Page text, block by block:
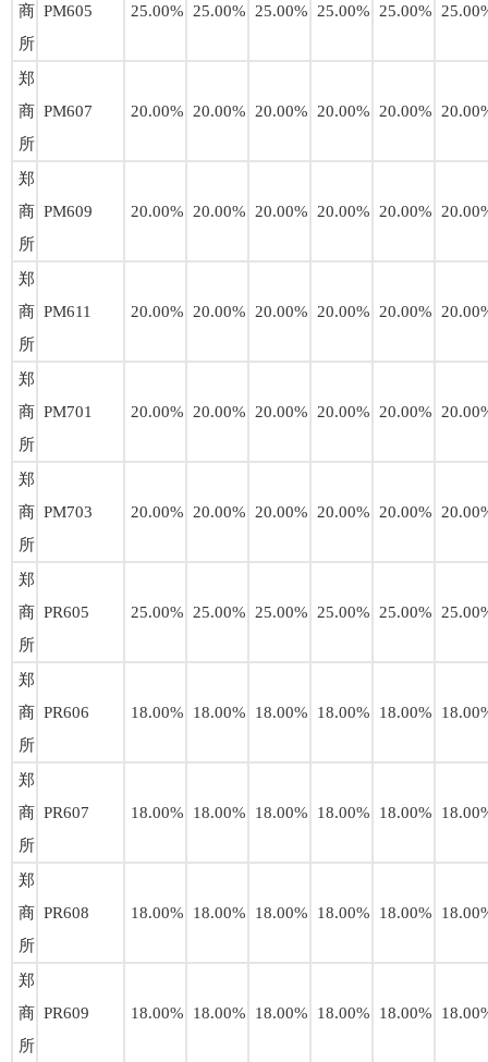
商
所
PM605 25.00% 25.00% 25.00% 25.00% 25.00%
郑
商
所
PM607 20.00% 20.00% 20.00% 20.00% 20.00%
郑
商
所
PM609 20.00% 20.00% 20.00% 20.00% 20.00%
郑
商
所
PM611 20.00% 20.00% 20.00% 20.00% 20.00%
郑
商
所
PM701 20.00% 20.00% 20.00% 20.00% 20.00%
郑
商
所
PM703 20.00% 20.00% 20.00% 20.00% 20.00%
郑
商
所
PR605 25.00% 25.00% 25.00% 25.00% 25.00%
郑
商
所
PR606 18.00% 18.00% 18.00% 18.00% 18.00%
郑
商
所
PR607 18.00% 18.00% 18.00% 18.00% 18.00%
郑
商
所
PR608 18.00% 18.00% 18.00% 18.00% 18.00%
郑
商
所
PR609 18.00% 18.00% 18.00% 18.00% 18.00%